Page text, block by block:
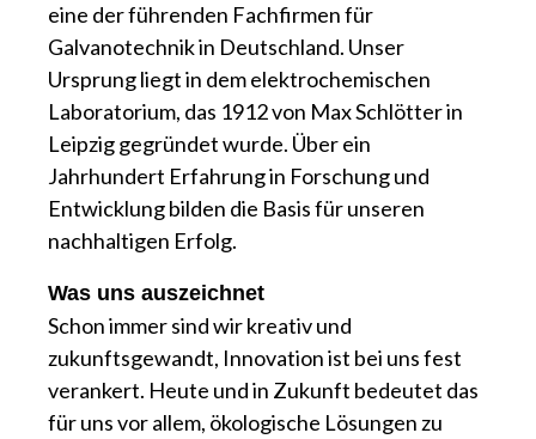
eine der führenden Fachfirmen für
Galvanotechnik in Deutschland. Unser
Ursprung liegt in dem elektrochemischen
Laboratorium, das 1912 von Max Schlötter in
Leipzig gegründet wurde. Über ein
Jahrhundert Erfahrung in Forschung und
Entwicklung bilden die Basis für unseren
nachhaltigen Erfolg.
Was uns auszeichnet
Schon immer sind wir kreativ und
zukunftsgewandt, Innovation ist bei uns fest
verankert. Heute und in Zukunft bedeutet das
für uns vor allem, ökologische Lösungen zu